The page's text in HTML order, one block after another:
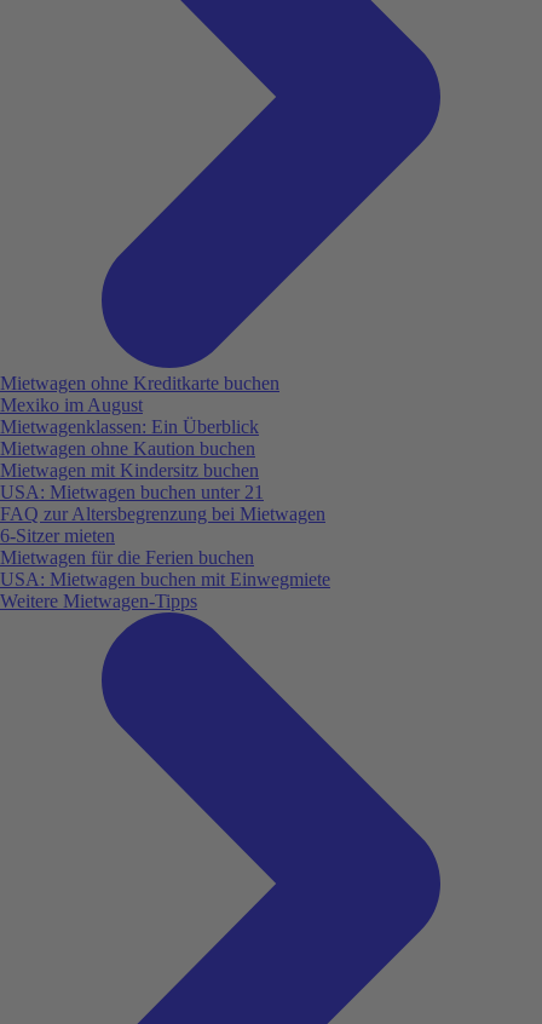
Mietwagen ohne Kreditkarte buchen
Mexiko im August
Mietwagenklassen: Ein Überblick
Mietwagen ohne Kaution buchen
Mietwagen mit Kindersitz buchen
USA: Mietwagen buchen unter 21
FAQ zur Altersbegrenzung bei Mietwagen
6-Sitzer mieten
Mietwagen für die Ferien buchen
USA: Mietwagen buchen mit Einwegmiete
Weitere Mietwagen-Tipps